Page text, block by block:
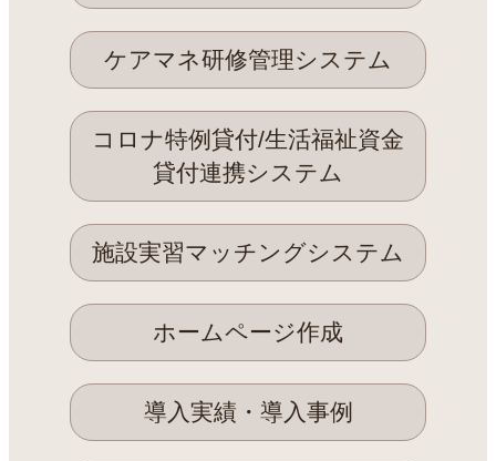
ケアマネ研修管理システム
コロナ特例貸付/生活福祉資金
貸付連携システム
施設実習マッチングシステム
ホームページ作成
導入実績・導入事例